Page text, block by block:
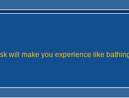
will make you experience like